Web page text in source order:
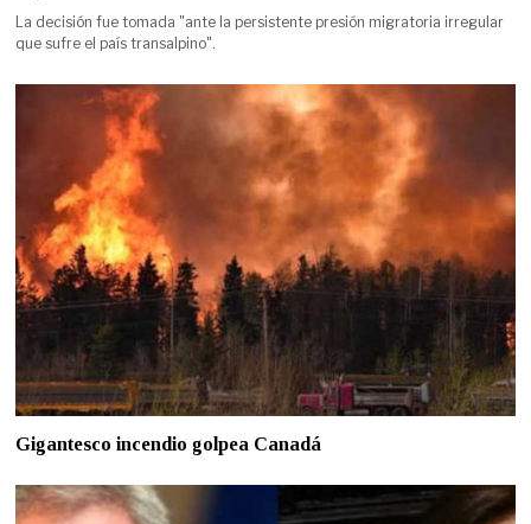
La decisión fue tomada "ante la persistente presión migratoria irregular
que sufre el país transalpino".
Gigantesco incendio golpea Canadá